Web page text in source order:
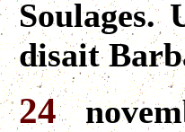
disait
24